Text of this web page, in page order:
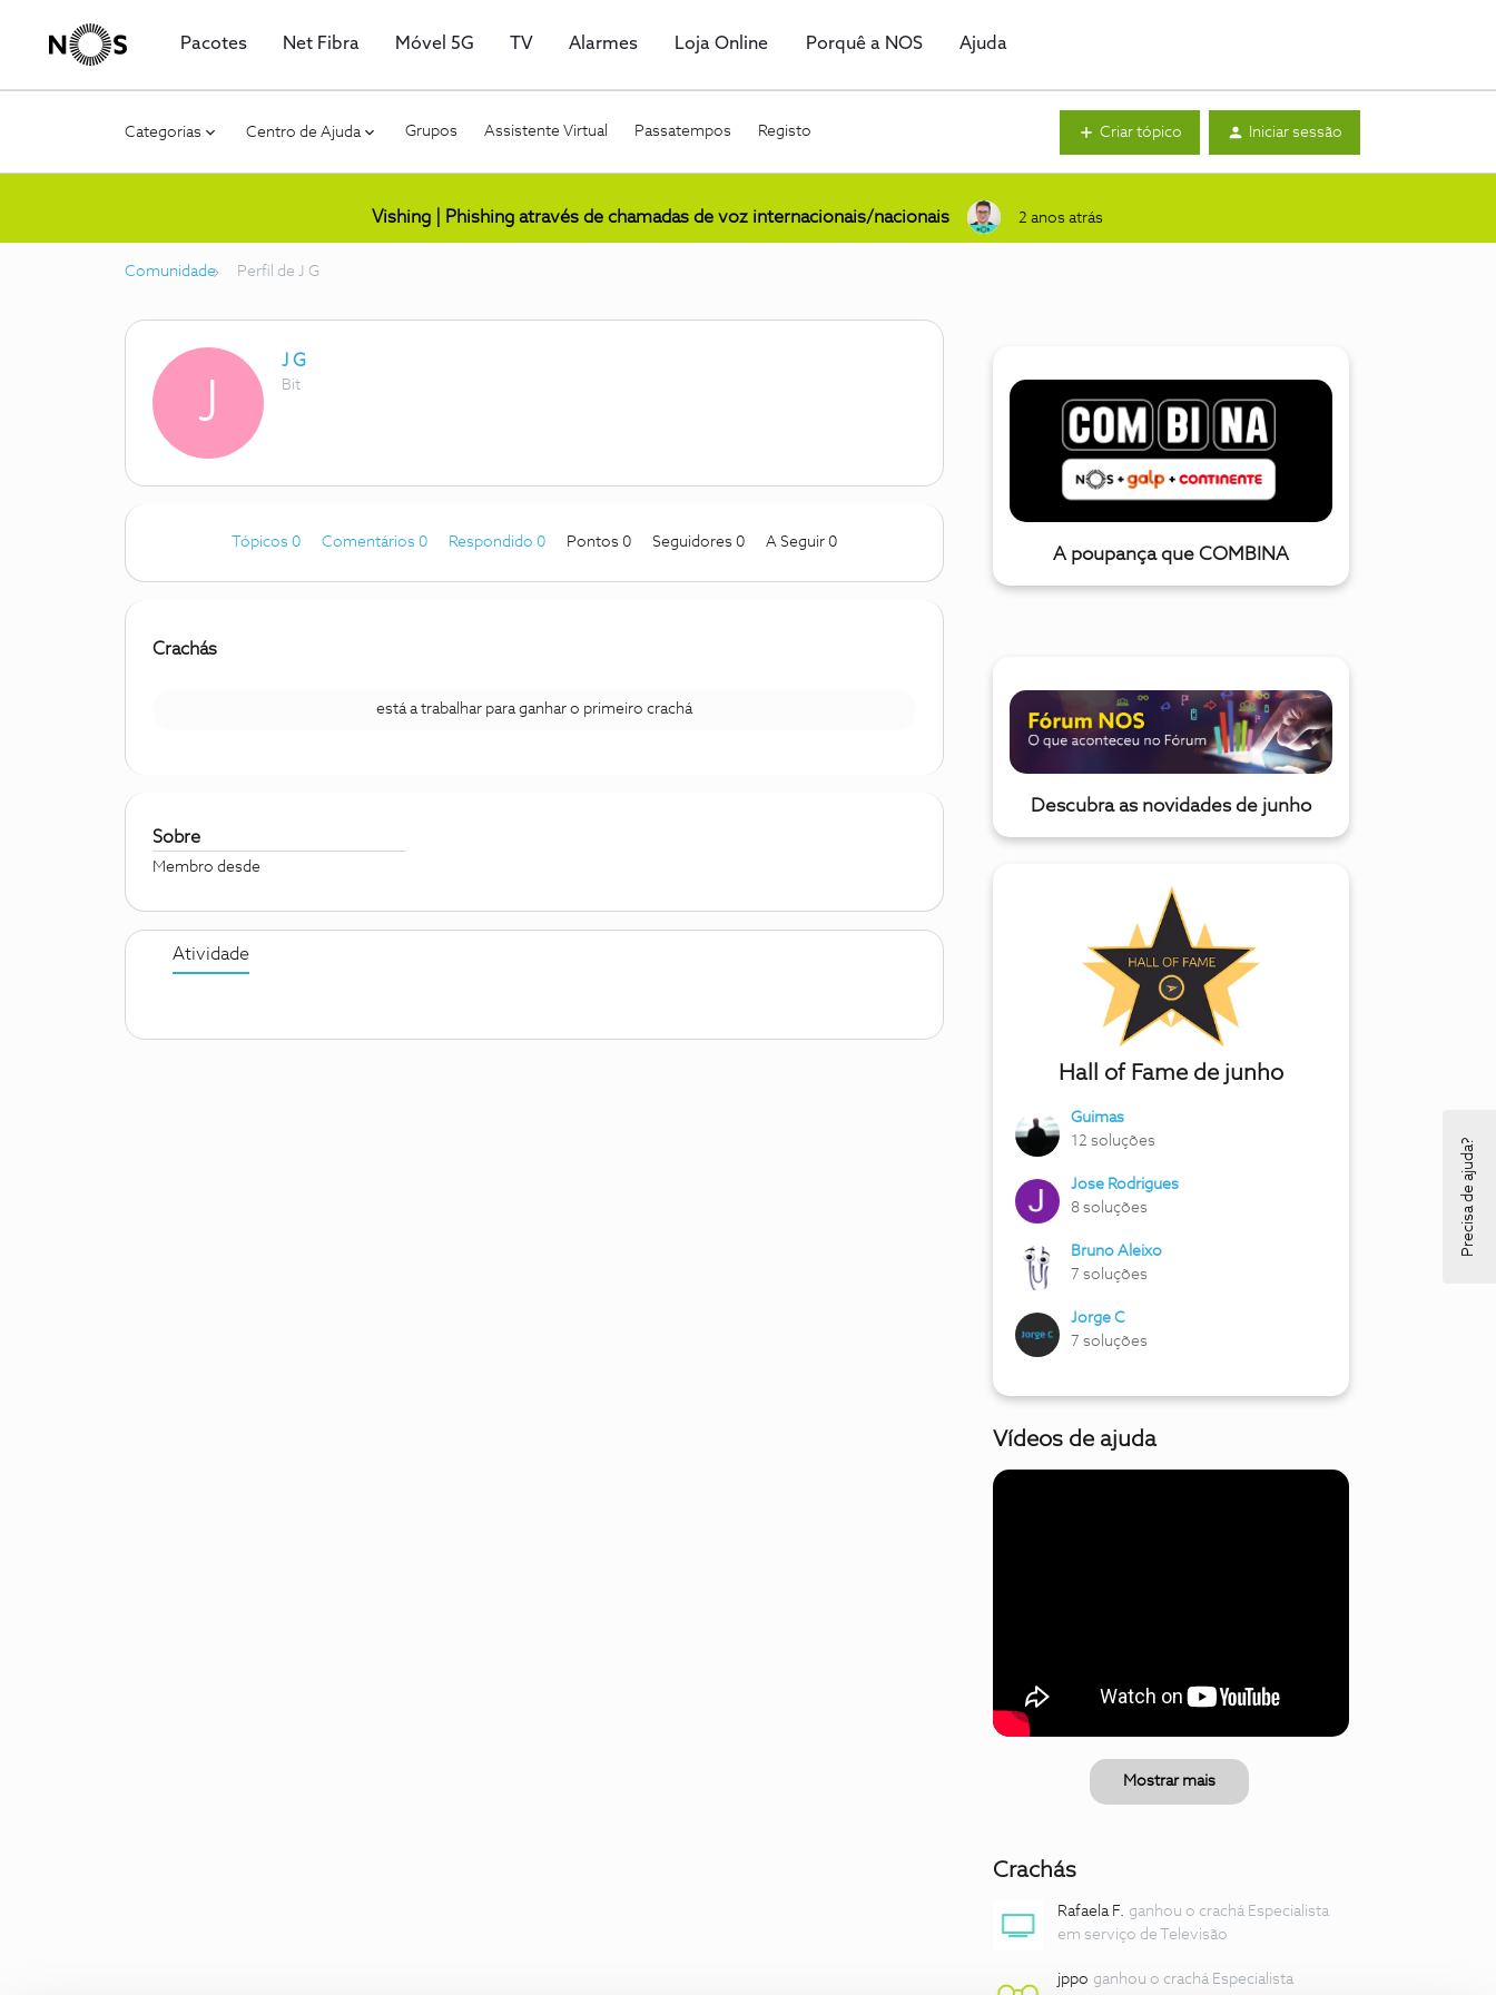
Pacotes Net Fibra Móvel 5G TV Alarmes Loja Online Porquê a NOS Ajuda
Categorias Centro de Ajuda Grupos Assistente Virtual Passatempos Registo Criar tópico Iniciar sessão
Vishing | Phishing através de chamadas de voz internacionais/nacionais 2 anos atrás
Comunidade Perfil de J G
J
J G
Bit
Tópicos 0 Comentários 0 Respondido 0 Pontos 0 Seguidores 0 A Seguir 0
Crachás
está a trabalhar para ganhar o primeiro crachá
Sobre
Membro desde
Atividade
A poupança que COMBINA
Descubra as novidades de junho
Hall of Fame de junho
Guimas
12 soluções
Jose Rodrigues
8 soluções
Bruno Aleixo
7 soluções
Jorge C
7 soluções
Vídeos de ajuda
Mostrar mais
Crachás
Rafaela F. ganhou o crachá Especialista
em serviço de Televisão
jppo ganhou o crachá Especialista
Precisa de ajuda?